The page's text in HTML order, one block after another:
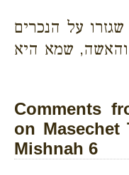
שגזרו על הנכרים
והאשה, שמא היא
Comments
on Masechet
Mishnah 6